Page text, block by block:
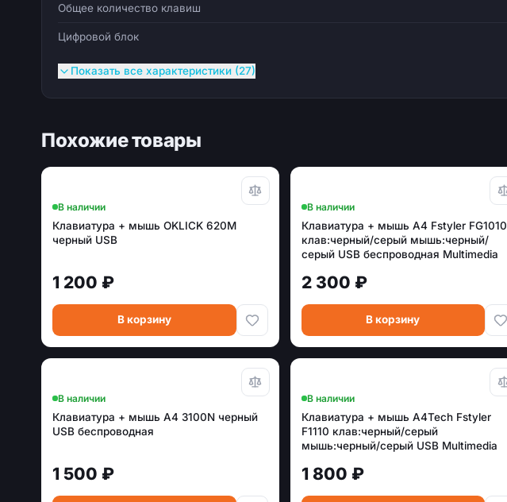
Общее количество клавиш
Цифровой блок
Показать все характеристики (27)
Похожие товары
В наличии
Клавиатура + мышь OKLICK 620M
черный USB
1 200 ₽
В корзину
В наличии
Клавиатура + мышь A4 Fstyler FG1010
клав:черный/серый мышь:черный/
серый USB беспроводная Multimedia
2 300 ₽
В корзину
В наличии
Клавиатура + мышь A4 3100N черный
USB беспроводная
1 500 ₽
В наличии
Клавиатура + мышь A4Tech Fstyler
F1110 клав:черный/серый
мышь:черный/серый USB Multimedia
1 800 ₽